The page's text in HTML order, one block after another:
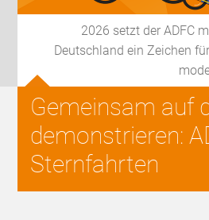
2026 setzt der ADFC
Deutschland ein Zeichen
Gemeinsam auf
demonstrieren:
Sternfahrten